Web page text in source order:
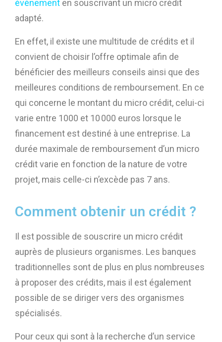
événement en souscrivant un micro crédit
adapté.
En effet, il existe une multitude de crédits et il
convient de choisir l’offre optimale afin de
bénéficier des meilleurs conseils ainsi que des
meilleures conditions de remboursement. En ce
qui concerne le montant du micro crédit, celui-ci
varie entre 1000 et 10 000 euros lorsque le
financement est destiné à une entreprise. La
durée maximale de remboursement d’un micro
crédit varie en fonction de la nature de votre
projet, mais celle-ci n’excède pas 7 ans.
Comment obtenir un crédit ?
Il est possible de souscrire un micro crédit
auprès de plusieurs organismes. Les banques
traditionnelles sont de plus en plus nombreuses
à proposer des crédits, mais il est également
possible de se diriger vers des organismes
spécialisés.
Pour ceux qui sont à la recherche d’un service